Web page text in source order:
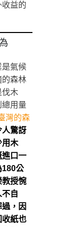
益的
是氣候
的森林
伐木
用量
灣的森
人驚訝
用木
進口一
180公
教授惋
自
，因
收紙也